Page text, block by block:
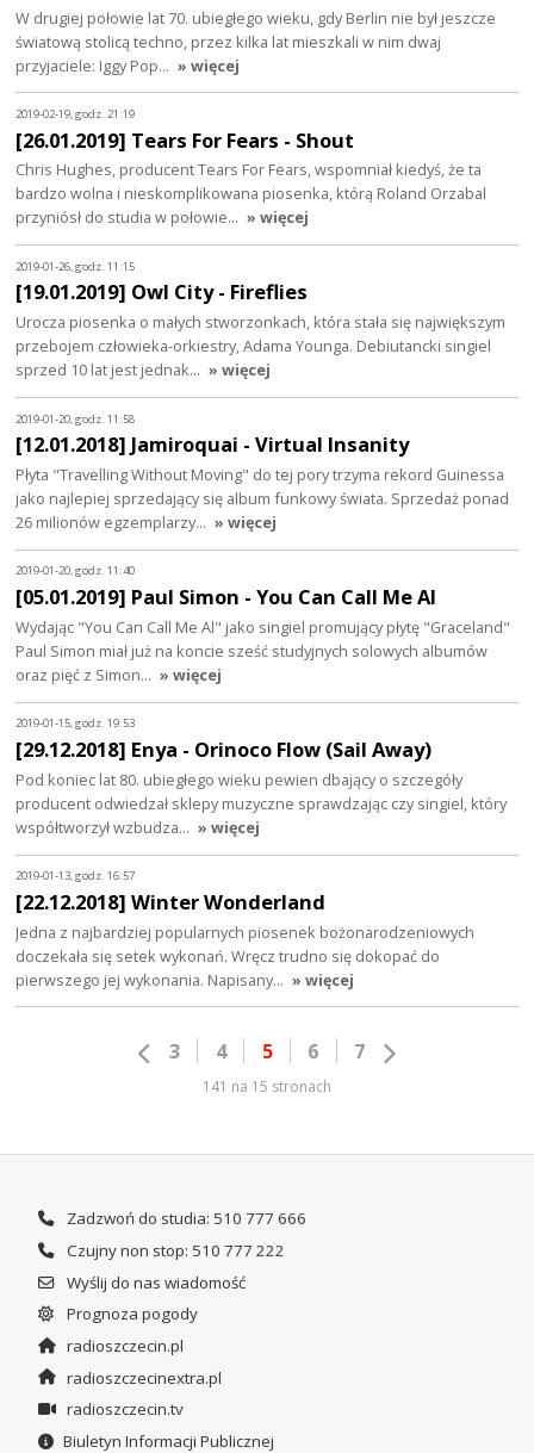
W drugiej połowie lat 70. ubiegłego wieku, gdy Berlin nie był jeszcze
światową stolicą techno, przez kilka lat mieszkali w nim dwaj
przyjaciele: Iggy Pop… » więcej
2019-02-19, godz. 21:19
[26.01.2019] Tears For Fears - Shout
Chris Hughes, producent Tears For Fears, wspomniał kiedyś, że ta
bardzo wolna i nieskomplikowana piosenka, którą Roland Orzabal
przyniósł do studia w połowie… » więcej
2019-01-26, godz. 11:15
[19.01.2019] Owl City - Fireflies
Urocza piosenka o małych stworzonkach, która stała się największym
przebojem człowieka-orkiestry, Adama Younga. Debiutancki singiel
sprzed 10 lat jest jednak… » więcej
2019-01-20, godz. 11:58
[12.01.2018] Jamiroquai - Virtual Insanity
Płyta "Travelling Without Moving" do tej pory trzyma rekord Guinessa
jako najlepiej sprzedający się album funkowy świata. Sprzedaż ponad
26 milionów egzemplarzy… » więcej
2019-01-20, godz. 11:40
[05.01.2019] Paul Simon - You Can Call Me Al
Wydając "You Can Call Me Al" jako singiel promujący płytę "Graceland"
Paul Simon miał już na koncie sześć studyjnych solowych albumów
oraz pięć z Simon… » więcej
2019-01-15, godz. 19:53
[29.12.2018] Enya - Orinoco Flow (Sail Away)
Pod koniec lat 80. ubiegłego wieku pewien dbający o szczegóły
producent odwiedzał sklepy muzyczne sprawdzając czy singiel, który
współtworzył wzbudza… » więcej
2019-01-13, godz. 16:57
[22.12.2018] Winter Wonderland
Jedna z najbardziej popularnych piosenek bożonarodzeniowych
doczekała się setek wykonań. Wręcz trudno się dokopać do
pierwszego jej wykonania. Napisany… » więcej
3 4 5 6 7
141 na 15 stronach
Zadzwoń do studia: 510 777 666
Czujny non stop: 510 777 222
Wyślij do nas wiadomość
Prognoza pogody
radioszczecin.pl
radioszczecinextra.pl
radioszczecin.tv
Biuletyn Informacji Publicznej